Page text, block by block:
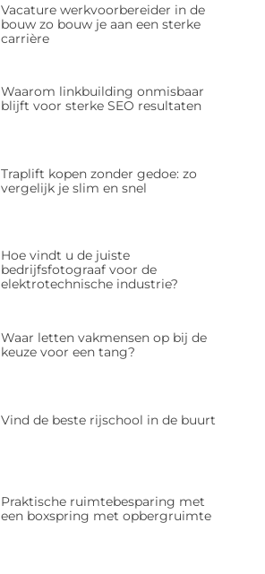
Vacature werkvoorbereider in de
bouw zo bouw je aan een sterke
carrière
Waarom linkbuilding onmisbaar
blijft voor sterke SEO resultaten
Traplift kopen zonder gedoe: zo
vergelijk je slim en snel
Hoe vindt u de juiste
bedrijfsfotograaf voor de
elektrotechnische industrie?
Waar letten vakmensen op bij de
keuze voor een tang?
Vind de beste rijschool in de buurt
Praktische ruimtebesparing met
een boxspring met opbergruimte